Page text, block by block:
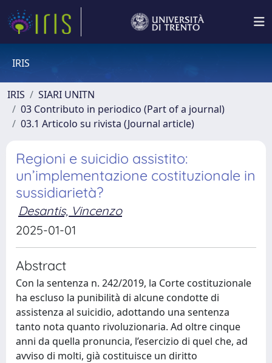
IRIS
IRIS
SIARI UNITN
03 Contributo in periodico (Part of a journal)
03.1 Articolo su rivista (Journal article)
Regioni e suicidio assistito:
un’implementazione costituzionale in
sussidiarietà?
Desantis, Vincenzo
2025-01-01
Abstract
Con la sentenza n. 242/2019, la Corte costituzionale
ha escluso la punibilità di alcune condotte di
assistenza al suicidio, adottando una sentenza
tanto nota quanto rivoluzionaria. Ad oltre cinque
anni da quella pronuncia, l’esercizio di quel che, ad
avviso di molti, già costituisce un diritto